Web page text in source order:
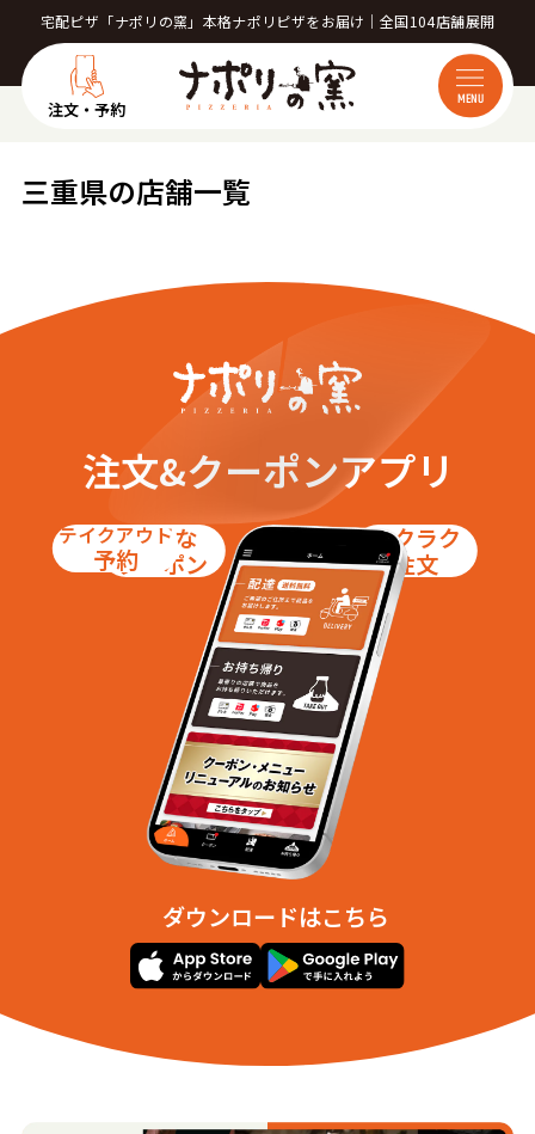
宅配ピザ「ナポリの窯」本格ナポリピザをお届け｜全国104店舗展開
注文・予約 MENU
三重県の店舗一覧
注文&クーポンアプリ
お得な
クーポン
テイクアウト
予約
ラクラク
注文
ダウンロードはこちら